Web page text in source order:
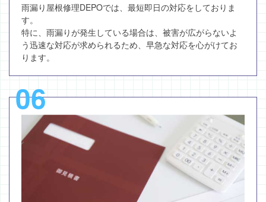
雨漏り屋根修理DEPOでは、最短即日の対応をしておりま
す。
特に、雨漏りが発生している場合は、被害が広がらないよ
う迅速な対応が求められるため、早急な対応を心がけてお
ります。
06